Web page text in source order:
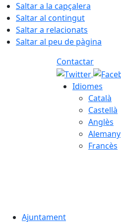
Saltar a la capçalera
Saltar al contingut
Saltar a relacionats
Saltar al peu de pàgina
Contactar
Idiomes
Català
Castellà
Anglès
Alemany
Francès
Ajuntament